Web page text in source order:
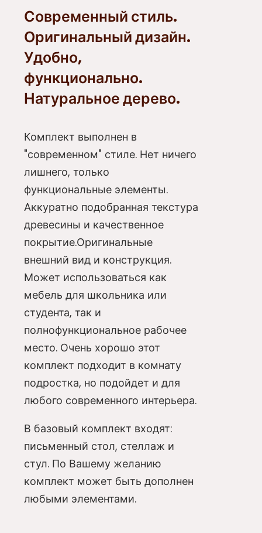
Современный стиль.
Оригинальный дизайн.
Удобно,
функционально.
Натуральное дерево.
Комплект выполнен в
"современном" стиле. Нет ничего
лишнего, только
функциональные элементы.
Аккуратно подобранная текстура
древесины и качественное
покрытие.Оригинальные
внешний вид и конструкция.
Может использоваться как
мебель для школьника или
студента, так и
полнофункциональное рабочее
место. Очень хорошо этот
комплект подходит в комнату
подростка, но подойдет и для
любого современного интерьера.
В базовый комплект входят:
письменный стол, стеллаж и
стул. По Вашему желанию
комплект может быть дополнен
любыми элементами.